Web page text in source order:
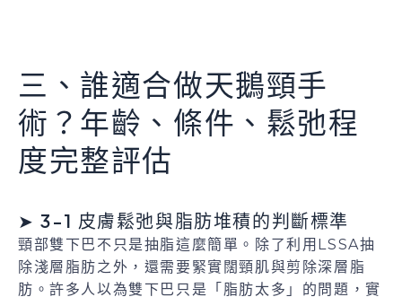
三、誰適合做天鵝頸手
術？年齡、條件、鬆弛程
度完整評估
➤ 3-1 皮膚鬆弛與脂肪堆積的判斷標準
頸部雙下巴不只是抽脂這麼簡單。除了利用LSSA抽
除淺層脂肪之外，還需要緊實闊頸肌與剪除深層脂
肪。許多人以為雙下巴只是「脂肪太多」的問題，實